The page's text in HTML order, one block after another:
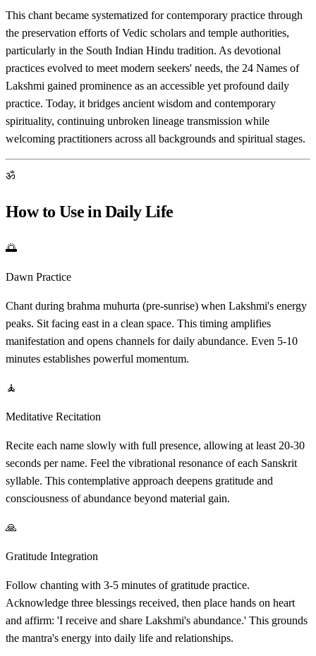
This chant became systematized for contemporary practice through
the preservation efforts of Vedic scholars and temple authorities,
particularly in the South Indian Hindu tradition. As devotional
practices evolved to meet modern seekers' needs, the 24 Names of
Lakshmi gained prominence as an accessible yet profound daily
practice. Today, it bridges ancient wisdom and contemporary
spirituality, continuing unbroken lineage transmission while
welcoming practitioners across all backgrounds and spiritual stages.
ॐ
How to Use in Daily Life
🌅
Dawn Practice
Chant during brahma muhurta (pre-sunrise) when Lakshmi's energy
peaks. Sit facing east in a clean space. This timing amplifies
manifestation and opens channels for daily abundance. Even 5-10
minutes establishes powerful momentum.
🧘
Meditative Recitation
Recite each name slowly with full presence, allowing at least 20-30
seconds per name. Feel the vibrational resonance of each Sanskrit
syllable. This contemplative approach deepens gratitude and
consciousness of abundance beyond material gain.
🙏
Gratitude Integration
Follow chanting with 3-5 minutes of gratitude practice.
Acknowledge three blessings received, then place hands on heart
and affirm: 'I receive and share Lakshmi's abundance.' This grounds
the mantra's energy into daily life and relationships.